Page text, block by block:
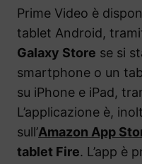
Prime Video è
tablet Android,
Galaxy Store se si
smartphone o un
su iPhone e iPad,
L’applicazione è,
sull’Amazon App
tablet Fire. L’app è